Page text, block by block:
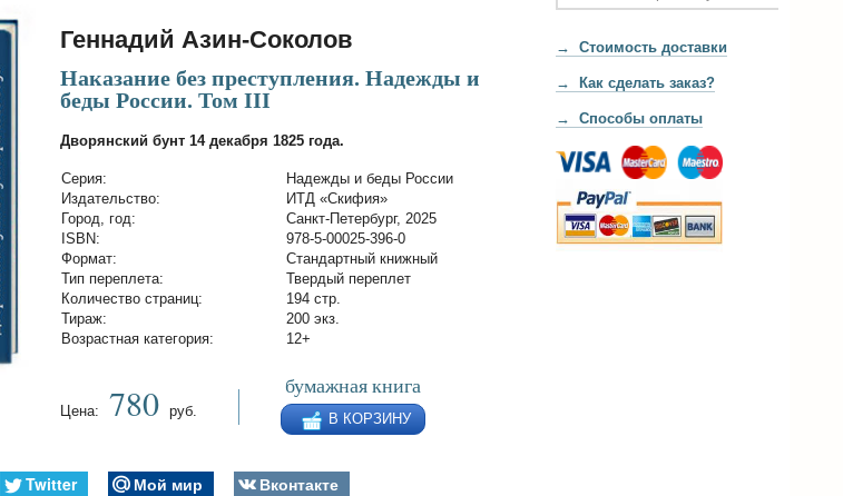
→ Стоимость доставки
→ Как сделать заказ?
→ Способы оплаты
Геннадий Азин-Соколов
Наказание без преступления. Надежды и
беды России. Том III
Дворянский бунт 14 декабря 1825 года.
Cерия:
Надежды и беды России
Издательство:
ИТД «Скифия»
Город, год:
Санкт-Петербург, 2025
ISBN:
978-5-00025-396-0
Формат:
Стандартный книжный
Тип переплета:
Твердый переплет
Количество страниц:
194 стр.
Тираж:
200 экз.
Возрастная категория:
12+
Цена: 780 руб.
бумажная книга
В КОРЗИНУ
Twitter Мой мир Вконтакте